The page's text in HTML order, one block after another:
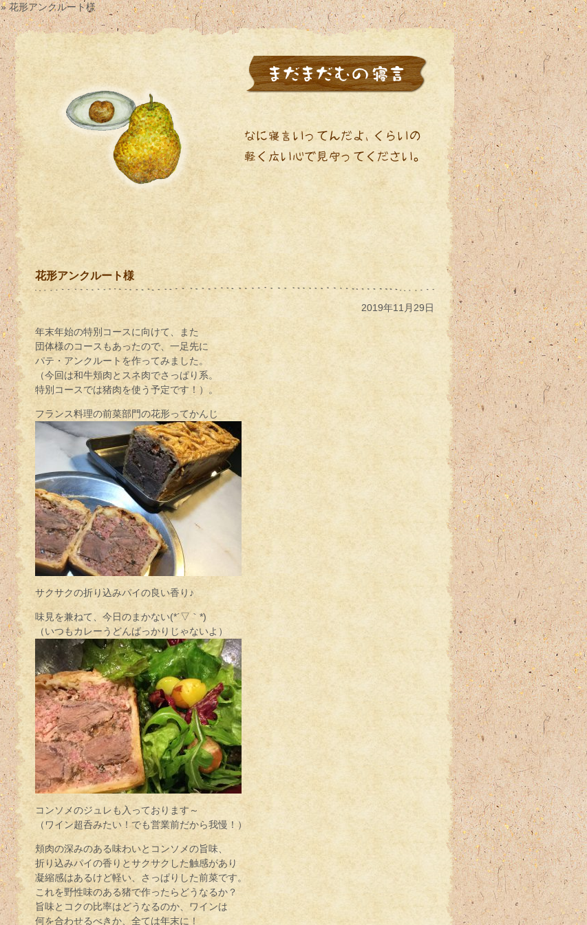
» 花形アンクルート様
花形アンクルート様
2019年11月29日
年末年始の特別コースに向けて、また
団体様のコースもあったので、一足先に
パテ・アンクルートを作ってみました。
（今回は和牛頬肉とスネ肉でさっぱり系。
特別コースでは猪肉を使う予定です！）。
フランス料理の前菜部門の花形ってかんじ
サクサクの折り込みパイの良い香り♪
味見を兼ねて、今日のまかない(*´▽｀*)
（いつもカレーうどんばっかりじゃないよ）
コンソメのジュレも入っております～
（ワイン超呑みたい！でも営業前だから我慢！）
頬肉の深みのある味わいとコンソメの旨味、
折り込みパイの香りとサクサクした触感があり
凝縮感はあるけど軽い、さっぱりした前菜です。
これを野性味のある猪で作ったらどうなるか？
旨味とコクの比率はどうなるのか、ワインは
何を合わせるべきか、全ては年末に！